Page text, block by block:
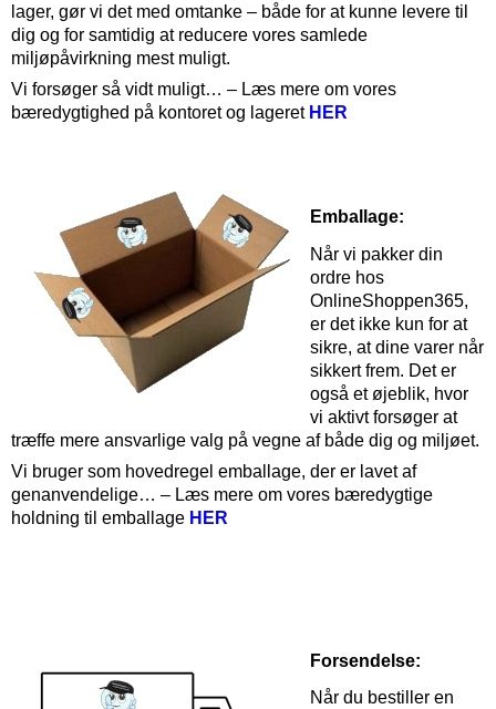
lager, gør vi det med omtanke – både for at kunne levere til
dig og for samtidig at reducere vores samlede
miljøpåvirkning mest muligt.
Vi forsøger så vidt muligt… – Læs mere om vores
bæredygtighed på kontoret og lageret HER
Emballage:
Når vi pakker din
ordre hos
OnlineShoppen365,
er det ikke kun for at
sikre, at dine varer når
sikkert frem. Det er
også et øjeblik, hvor
vi aktivt forsøger at
træffe mere ansvarlige valg på vegne af både dig og miljøet.
Vi bruger som hovedregel emballage, der er lavet af
genanvendelige… – Læs mere om vores bæredygtige
holdning til emballage HER
Forsendelse:
Når du bestiller en